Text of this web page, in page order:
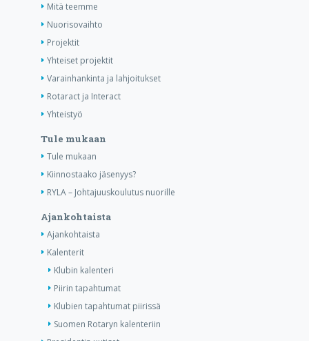
Mitä teemme
Nuorisovaihto
Projektit
Yhteiset projektit
Varainhankinta ja lahjoitukset
Rotaract ja Interact
Yhteistyö
Tule mukaan
Tule mukaan
Kiinnostaako jäsenyys?
RYLA – Johtajuuskoulutus nuorille
Ajankohtaista
Ajankohtaista
Kalenterit
Klubin kalenteri
Piirin tapahtumat
Klubien tapahtumat piirissä
Suomen Rotaryn kalenteriin